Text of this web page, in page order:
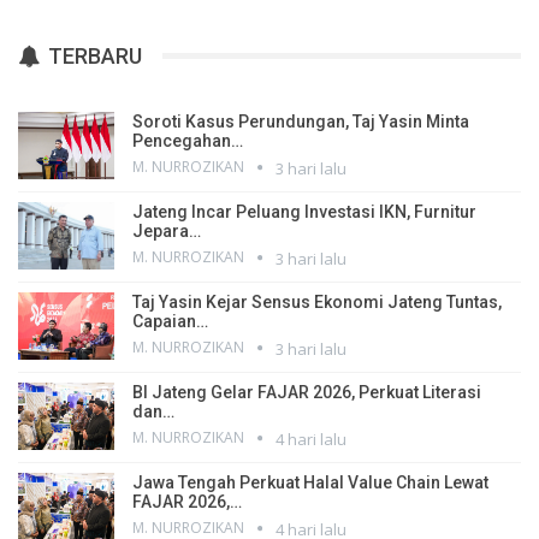
TERBARU
Soroti Kasus Perundungan, Taj Yasin Minta
Pencegahan…
M. NURROZIKAN 3 hari lalu
Jateng Incar Peluang Investasi IKN, Furnitur
Jepara…
M. NURROZIKAN 3 hari lalu
Taj Yasin Kejar Sensus Ekonomi Jateng Tuntas,
Capaian…
M. NURROZIKAN 3 hari lalu
BI Jateng Gelar FAJAR 2026, Perkuat Literasi
dan…
M. NURROZIKAN 4 hari lalu
Jawa Tengah Perkuat Halal Value Chain Lewat
FAJAR 2026,…
M. NURROZIKAN 4 hari lalu